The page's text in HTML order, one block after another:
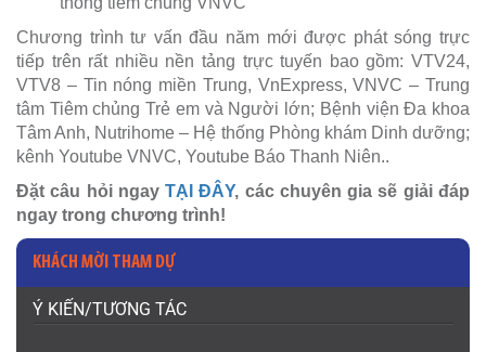
Chương trình tư vấn đầu năm mới được phát sóng trực
tiếp trên rất nhiều nền tảng trực tuyến bao gồm: VTV24,
VTV8 – Tin nóng miền Trung, VnExpress, VNVC – Trung
tâm Tiêm chủng Trẻ em và Người lớn; Bệnh viện Đa khoa
Tâm Anh, Nutrihome – Hệ thống Phòng khám Dinh dưỡng;
kênh Youtube VNVC, Youtube Báo Thanh Niên..
Đặt câu hỏi ngayTẠI ĐÂY, các chuyên gia sẽ giải đáp
ngay trong chương trình!
KHÁCH MỜI THAM DỰ
Ý KIẾN/TƯƠNG TÁC